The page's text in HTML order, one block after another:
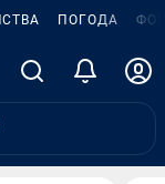
ПОГОДА